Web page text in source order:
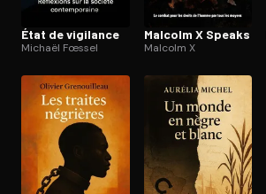
État de vigilance
Michaël Fœssel
Malcolm X Speaks
Malcolm X